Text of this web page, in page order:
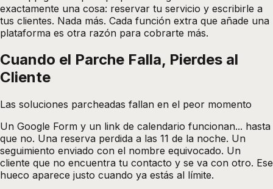
exactamente una cosa: reservar tu servicio y escribirle a
tus clientes. Nada más. Cada función extra que añade una
plataforma es otra razón para cobrarte más.
Cuando el Parche Falla, Pierdes al
Cliente
Las soluciones parcheadas fallan en el peor momento
Un Google Form y un link de calendario funcionan... hasta
que no. Una reserva perdida a las 11 de la noche. Un
seguimiento enviado con el nombre equivocado. Un
cliente que no encuentra tu contacto y se va con otro. Ese
hueco aparece justo cuando ya estás al límite.